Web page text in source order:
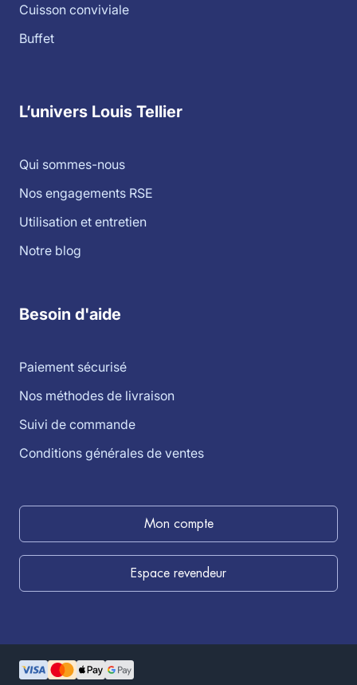
Cuisson conviviale
Buffet
L’univers Louis Tellier
Qui sommes-nous
Nos engagements RSE
Utilisation et entretien
Notre blog
Besoin d'aide
Paiement sécurisé
Nos méthodes de livraison
Suivi de commande
Conditions générales de ventes
Mon compte
Espace revendeur